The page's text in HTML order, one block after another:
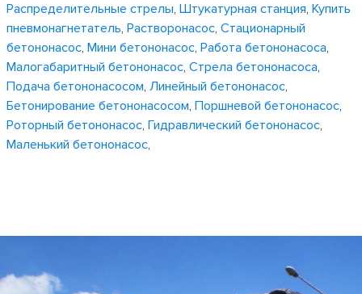
Распределительные стрелы, Штукатурная станция, Купить
пневмонагнетатель, Растворонасос, Стационарный
бетононасос, Мини бетононасос, Работа бетононасоса,
Малогабаритный бетононасос, Стрела бетононасоса,
Подача бетононасосом, Линейный бетононасос,
Бетонирование бетононасосом, Поршневой бетононасос,
Роторный бетононасос, Гидравлический бетононасос,
Маленький бетононасос,